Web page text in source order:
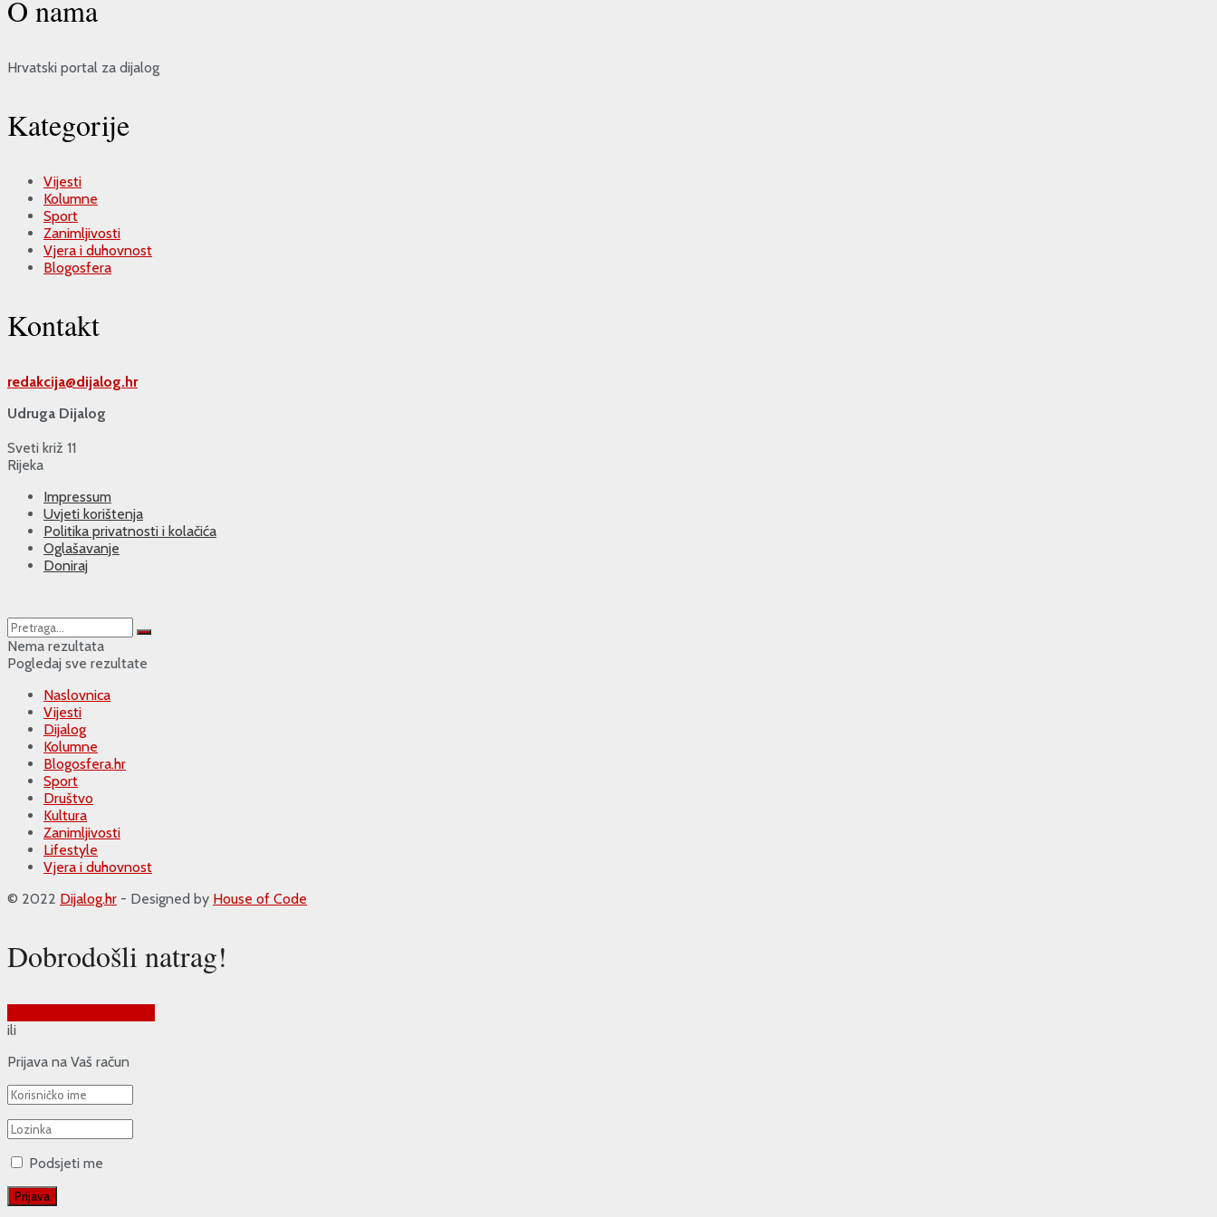
O nama
Hrvatski portal za dijalog
Kategorije
Vijesti
Kolumne
Sport
Zanimljivosti
Vjera i duhovnost
Blogosfera
Kontakt
redakcija@dijalog.hr
Udruga Dijalog
Sveti križ 11
Rijeka
Impressum
Uvjeti korištenja
Politika privatnosti i kolačića
Oglašavanje
Doniraj
Nema rezultata
Pogledaj sve rezultate
Naslovnica
Vijesti
Dijalog
Kolumne
Blogosfera.hr
Sport
Društvo
Kultura
Zanimljivosti
Lifestyle
Vjera i duhovnost
© 2022 Dijalog.hr - Designed by House of Code
Dobrodošli natrag!
ili
Prijava na Vaš račun
Podsjeti me